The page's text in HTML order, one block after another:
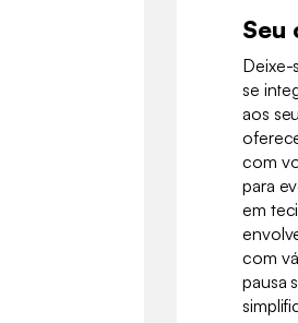
Seu
Deixe-
se
aos
com
para
em
com
pausa